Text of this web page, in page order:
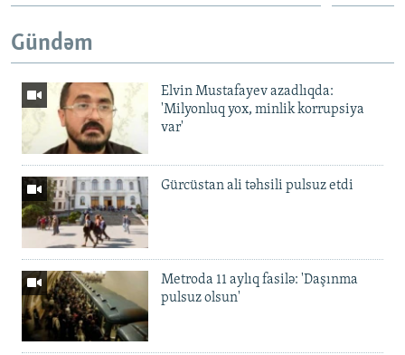
Gündəm
Elvin Mustafayev azadlıqda:
'Milyonluq yox, minlik korrupsiya
var'
Gürcüstan ali təhsili pulsuz etdi
Metroda 11 aylıq fasilə: 'Daşınma
pulsuz olsun'